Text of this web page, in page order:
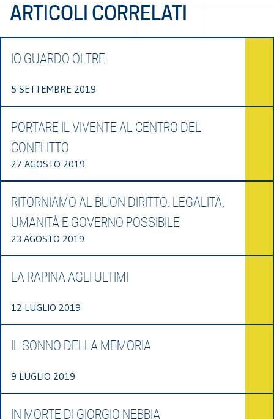
ARTICOLI CORRELATI
IO GUARDO OLTRE
5 SETTEMBRE 2019
PORTARE IL VIVENTE AL CENTRO DEL
CONFLITTO
27 AGOSTO 2019
RITORNIAMO AL BUON DIRITTO. LEGALITÀ,
UMANITÀ E GOVERNO POSSIBILE
23 AGOSTO 2019
LA RAPINA AGLI ULTIMI
12 LUGLIO 2019
IL SONNO DELLA MEMORIA
9 LUGLIO 2019
IN MORTE DI GIORGIO NEBBIA